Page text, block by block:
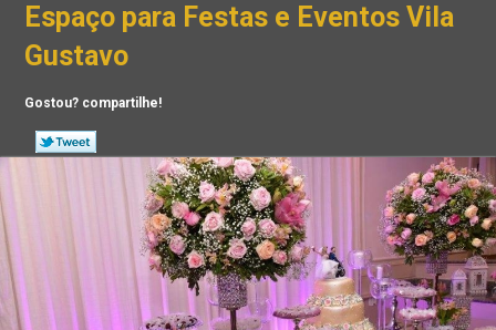
Espaço para Festas e Eventos Vila
Gustavo
Gostou? compartilhe!